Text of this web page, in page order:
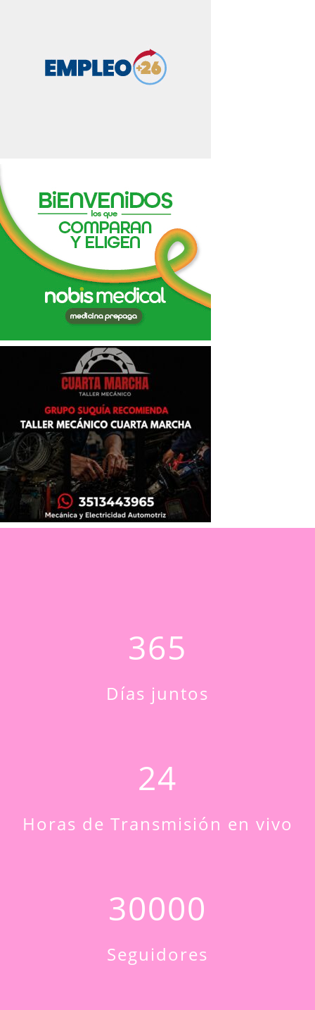
365
Días juntos
24
Horas de Transmisión en vivo
30000
Seguidores